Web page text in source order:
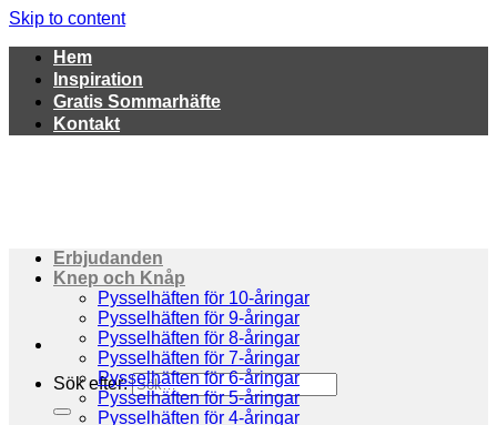
Skip to content
Hem
Inspiration
Gratis Sommarhäfte
Kontakt
Sök efter:
Erbjudanden
Knep och Knåp
Pysselhäften för 10-åringar
Pysselhäften för 9-åringar
Pysselhäften för 8-åringar
Pysselhäften för 7-åringar
Pysselhäften för 6-åringar
Pysselhäften för 5-åringar
Pysselhäften för 4-åringar